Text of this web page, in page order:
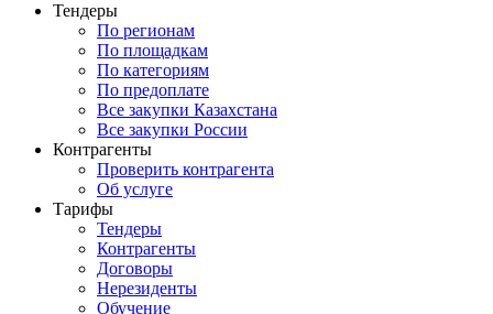
Тендеры
По регионам
По площадкам
По категориям
По предоплате
Все закупки Казахстана
Все закупки России
Контрагенты
Проверить контрагента
Об услуге
Тарифы
Тендеры
Контрагенты
Договоры
Нерезиденты
Обучение